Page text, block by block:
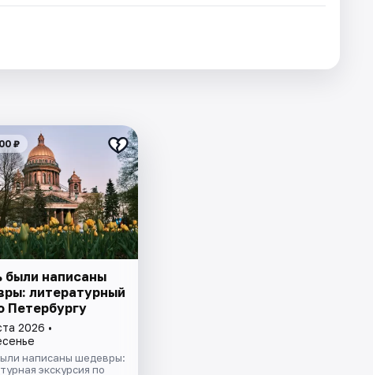
₽
были написаны
литературный
Петербургу
2026 •
написаны шедевры:
экскурсия по